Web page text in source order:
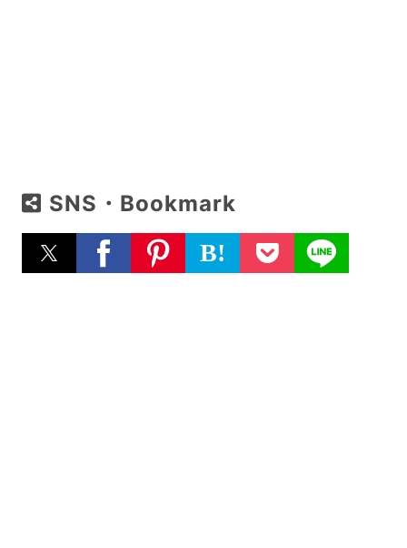
SNS・Bookmark
B!